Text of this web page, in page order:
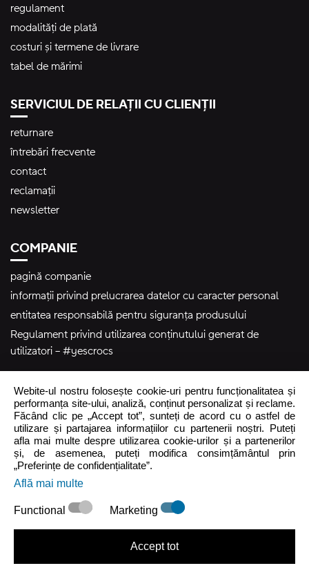
regulament
modalități de plată
costuri și termene de livrare
tabel de mărimi
SERVICIUL DE RELAȚII CU CLIENȚII
returnare
întrebări frecvente
contact
reclamații
newsletter
COMPANIE
pagină companie
informații privind prelucrarea datelor cu caracter personal
entitatea responsabilă pentru siguranța produsului
Regulament privind utilizarea conținutului generat de
utilizatori – #yescrocs
Asistență pentru clienți
Lun - Vin10:00 - 15:00
Sâm - DumÎnchis
crocs.ro@intersocks.pl
40
Webite-ul nostru folosește cookie-uri pentru funcționalitatea și
performanța site-ului, analiză, conținut personalizat și reclame.
Făcând clic pe „Accept tot”, sunteți de acord cu o astfel de
utilizare și partajarea informațiilor cu partenerii noștri. Puteți
afla mai multe despre utilizarea cookie-urilor și a partenerilor
și, de asemenea, puteți modifica consimțământul prin
„Preferințe de confidențialitate”.
Află mai multe
Functional Marketing
Accept tot